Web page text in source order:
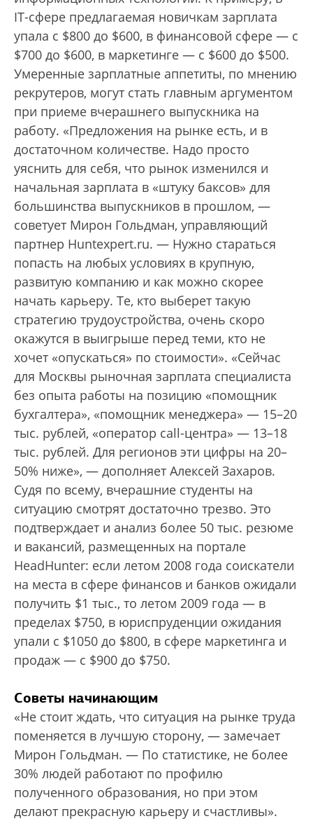
IT-сфере предлагаемая новичкам зарплата
упала с $800 до $600, в финансовой сфере — с
$700 до $600, в маркетинге — с $600 до $500.
Умеренные зарплатные аппетиты, по мнению
рекрутеров, могут стать главным аргументом
при приеме вчерашнего выпускника на
работу. «Предложения на рынке есть, и в
достаточном количестве. Надо просто
уяснить для себя, что рынок изменился и
начальная зарплата в «штуку баксов» для
большинства выпускников в прошлом, —
советует Мирон Гольдман, управляющий
партнер Huntexpert.ru. — Нужно стараться
попасть на любых условиях в крупную,
развитую компанию и как можно скорее
начать карьеру. Те, кто выберет такую
стратегию трудо­устройства, очень скоро
окажутся в выигрыше перед теми, кто не
хочет «опускаться» по стоимости». «Сейчас
для Москвы рыночная зарплата специалиста
без опыта работы на позицию «помощник
бухгалтера», «помощник менеджера» — 15–20
тыс. рублей, «оператор call-центра» — 13–18
тыс. рублей. Для регионов эти цифры на 20–
50% ниже», — дополняет Алексей Захаров.
Судя по всему, вчерашние студенты на
ситуацию смотрят достаточно трезво. Это
подтверждает и анализ более 50 тыс. резюме
и вакансий, размещенных на портале
HeadHunter: если летом 2008 года соискатели
на места в сфере финансов и банков ожидали
получить $1 тыс., то летом 2009 года — в
пределах $750, в юриспруденции ожидания
упали с $1050 до $800, в сфере маркетинга и
продаж — с $900 до $750.
Советы начинающим
«Не стоит ждать, что ситуация на рынке труда
поменяется в лучшую сторону, — замечает
Мирон Гольдман. — По статистике, не более
30% людей работают по профилю
полученного образования, но при этом
делают прекрасную карьеру и счастливы».